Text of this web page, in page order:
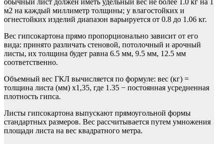
м2 на каждый миллиметр толщины; у влагостойких и
огнестойких изделий диапазон варьируется от 0.8 до 1.06 кг.
Вес гипсокартона прямо пропорционально зависит от его
вида: принято различать стеновой, потолочный и арочный
листы, их толщина будет равна 6.5 мм, 9.5 мм, 12.5 мм
соответственно.
Объемный вес ГКЛ вычисляется по формуле: вес (кг) =
толщина листа (мм) х1,35, где 1.35 − постоянная усредненная
плотность гипса.
Листы гипсокартона выпускают прямоугольной формы
стандартных размеров. Вес рассчитывается путем умножения
площади листа на вес квадратного метра.